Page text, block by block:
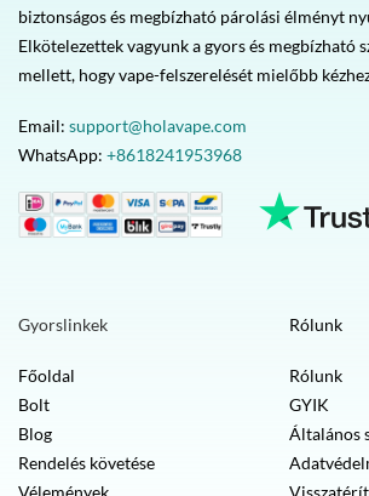
biztonságos és megbízható párolási élményt
Elkötelezettek vagyunk a gyors és megbízható
mellett, hogy vape-felszerelését mielőbb
Email: support@holavape.com
WhatsApp: +8618241953968
Gyorslinkek
Főoldal
Bolt
Blog
Rendelés követése
Rólunk
Rólunk
GYIK
Általános